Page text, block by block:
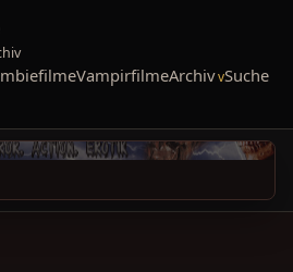
VampirfilmeArchiv Suche